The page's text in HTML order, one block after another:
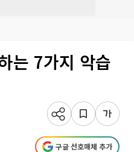
는 7가지 악습
구글 선호매체 추가